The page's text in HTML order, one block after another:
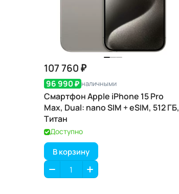
107 760 ₽
96 990 ₽ наличными
Смартфон Apple iPhone 15 Pro
Max, Dual: nano SIM + eSIM, 512 ГБ,
Титан
Доступно
В корзину